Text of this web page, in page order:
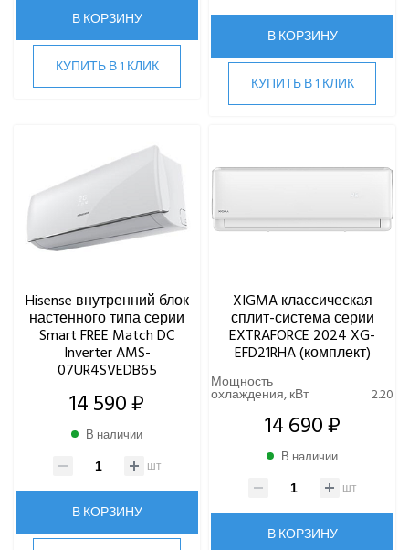
В КОРЗИНУ
КУПИТЬ В 1 КЛИК
В КОРЗИНУ
КУПИТЬ В 1 КЛИК
Hisense внутренний блок
настенного типа серии
Smart FREE Match DC
Inverter AMS-
07UR4SVEDB65
14 590 ₽
В наличии
шт
В КОРЗИНУ
XIGMA классическая
сплит-система серии
EXTRAFORCE 2024 XG-
EFD21RHA (комплект)
Мощность
охлаждения, кВт 2.20
14 690 ₽
В наличии
шт
В КОРЗИНУ